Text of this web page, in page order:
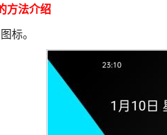
方法介绍
标。